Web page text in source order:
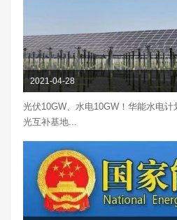
2021-04-28
光伏10GW、水电10GW！华能水电
光互补基地...